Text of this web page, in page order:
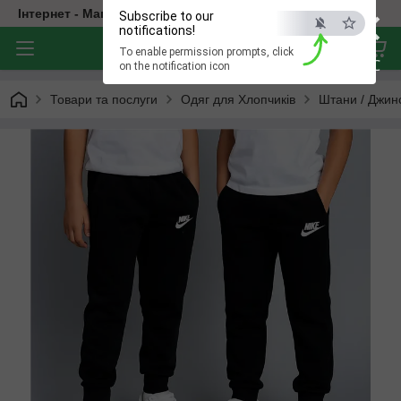
×
ESC
Subscribe to our
notifications!
To enable permission prompts, click
on the notification icon
Інтернет - Магазин Дитячого Одягу
Товари та послуги Одяг для Хлопчиків Штани /